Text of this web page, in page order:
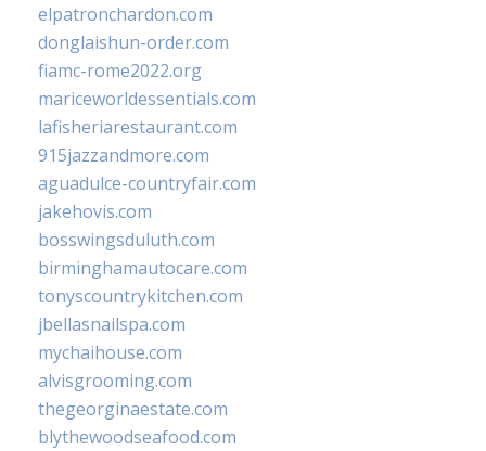
elpatronchardon.com
donglaishun-order.com
fiamc-rome2022.org
mariceworldessentials.com
lafisheriarestaurant.com
915jazzandmore.com
aguadulce-countryfair.com
jakehovis.com
bosswingsduluth.com
birminghamautocare.com
tonyscountrykitchen.com
jbellasnailspa.com
mychaihouse.com
alvisgrooming.com
thegeorginaestate.com
blythewoodseafood.com